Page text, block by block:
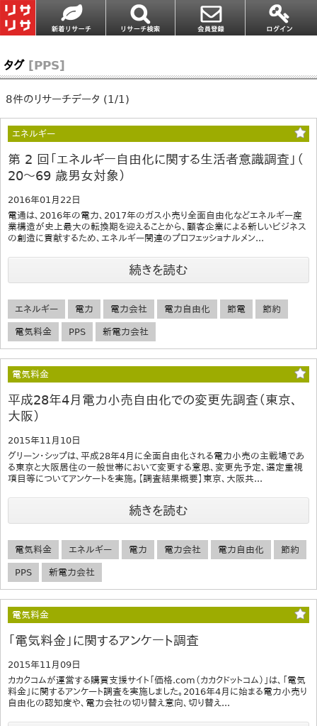
タグ [PPS]
8件のリサーチデータ (1/1)
エネルギー
第 2 回「エネルギー自由化に関する生活者意識調査」（
20～69 歳男女対象）
2016年01月22日
電通は、2016年の電力、2017年のガス小売り全面自由化などエネルギー産
業構造が史上最大の転換期を迎えることから、顧客企業による新しいビジネス
の創造に貢献するため、エネルギー関連のプロフェッショナルメン...
続きを読む
エネルギー 電力 電力会社 電力自由化 節電 節約
電気料金 PPS 新電力会社
電気料金
平成28年4月電力小売自由化での変更先調査（東京、
大阪）
2015年11月10日
グリーン・シップは、平成28年4月に全面自由化される電力小売の主戦場であ
る東京と大阪居住の一般世帯において変更する意思、変更先予定、選定重視
項目等についてアンケートを実施。【調査結果概要】東京、大阪共...
続きを読む
電気料金 エネルギー 電力 電力会社 電力自由化 節約
PPS 新電力会社
電気料金
「電気料金」に関するアンケート調査
2015年11月09日
カカクコムが運営する購買支援サイト「価格.com（カカクドットコム）」は、「電気
料金」に関するアンケート調査を実施しました。2016年4月に始まる電力小売り
自由化の認知度や、電力会社の切り替え意向、切り替え...